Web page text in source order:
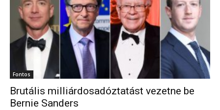
Fontos
Brutális milliárdosadóztatást vezetne be
Bernie Sanders